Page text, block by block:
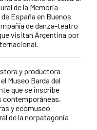
de la Memoria
España en Buenos
de danza-teatro
visitan Argentina por
y productora
Museo Barda del
que se inscribe
contemporáneas,
y ecomuseo
de la norpatagonia